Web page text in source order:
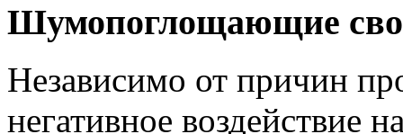
Шумопоглощающие
Независимо от причин
негативное воздействие